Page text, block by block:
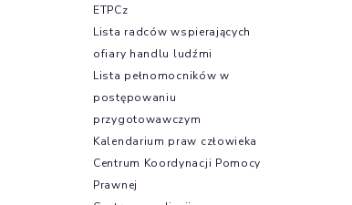
ETPCz
Lista radców wspierających
ofiary handlu ludźmi
Lista pełnomocników w
postępowaniu
przygotowawczym
Kalendarium praw człowieka
Centrum Koordynacji Pomocy
Prawnej